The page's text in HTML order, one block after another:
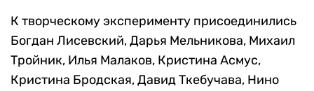
К творческому эксперименту присоединились
Богдан Лисевский, Дарья Мельникова, Михаил
Тройник, Илья Малаков, Кристина Асмус,
Кристина Бродская, Давид Ткебучава, Нино